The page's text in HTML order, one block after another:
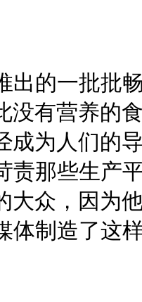
的一批批
没有营养的
成为人们的
那些生产
大众，因为
制造了这